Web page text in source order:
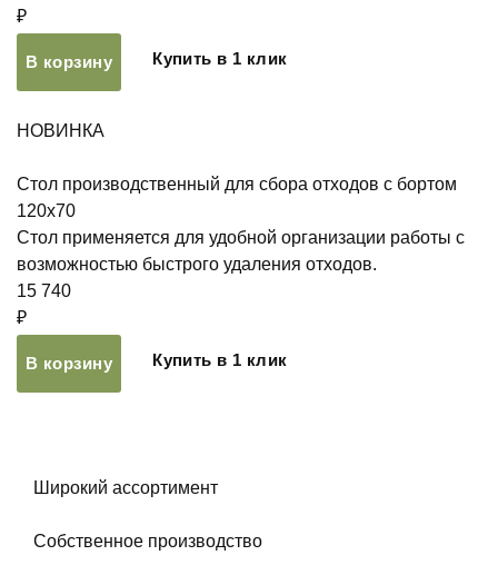
₽
В корзину Купить в 1 клик
НОВИНКА
Стол производственный для сбора отходов с бортом
120х70
Стол применяется для удобной организации работы с
возможностью быстрого удаления отходов.
15 740
₽
В корзину Купить в 1 клик
Широкий ассортимент
Собственное производство